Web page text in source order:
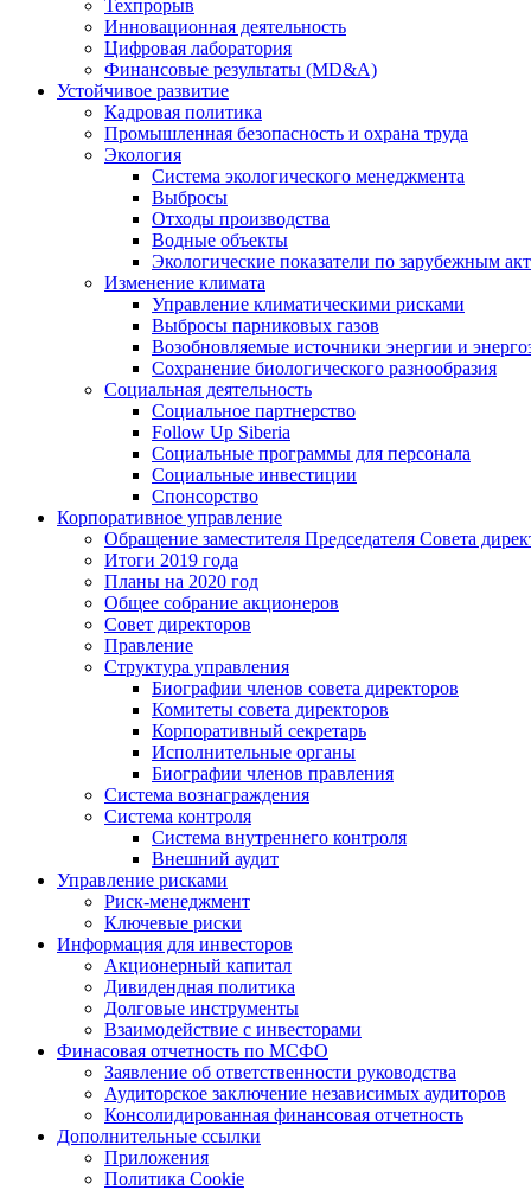
Техпрорыв
Инновационная деятельность
Цифровая лаборатория
Финансовые результаты (MD&A)
Устойчивое развитие
Кадровая политика
Промышленная безопасность и охрана труда
Экология
Система экологического менеджмента
Выбросы
Отходы производства
Водные объекты
Экологические показатели по зарубежным
Изменение климата
Управление климатическими рисками
Выбросы парниковых газов
Возобновляемые источники энергии и
Сохранение биологического разнообразия
Социальная деятельность
Социальное партнерство
Follow Up Siberia
Социальные программы для персонала
Социальные инвестиции
Спонсорство
Корпоративное управление
Обращение заместителя Председателя Совета
Итоги 2019 года
Планы на 2020 год
Общее собрание акционеров
Совет директоров
Правление
Структура управления
Биографии членов совета директоров
Комитеты совета директоров
Корпоративный секретарь
Исполнительные органы
Биографии членов правления
Система вознаграждения
Система контроля
Система внутреннего контроля
Внешний аудит
Управление рисками
Риск-менеджмент
Ключевые риски
Информация для инвесторов
Акционерный капитал
Дивидендная политика
Долговые инструменты
Взаимодействие с инвеcторами
Финасовая отчетность по МСФО
Заявление об ответственности руководства
Аудиторское заключение независимых аудиторов
Консолидированная финансовая отчетность
Дополнительные ссылки
Приложения
Политика Cookie